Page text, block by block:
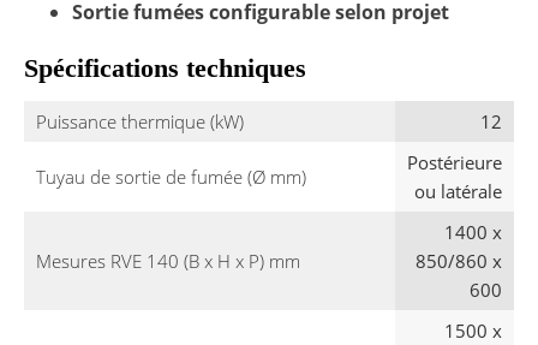
Sortie fumées configurable selon projet
Spécifications techniques
Puissance thermique (kW) 12
Tuyau de sortie de fumée (Ø mm)
Postérieure
ou latérale
Mesures RVE 140 (B x H x P) mm
1400 x
850/860 x
600
1500 x